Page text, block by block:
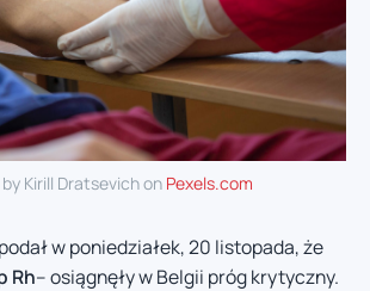
Kirill Dratsevich on Pexels.com
w poniedziałek, 20 listopada, że
Rh– osiągnęły w Belgii próg krytyczny.